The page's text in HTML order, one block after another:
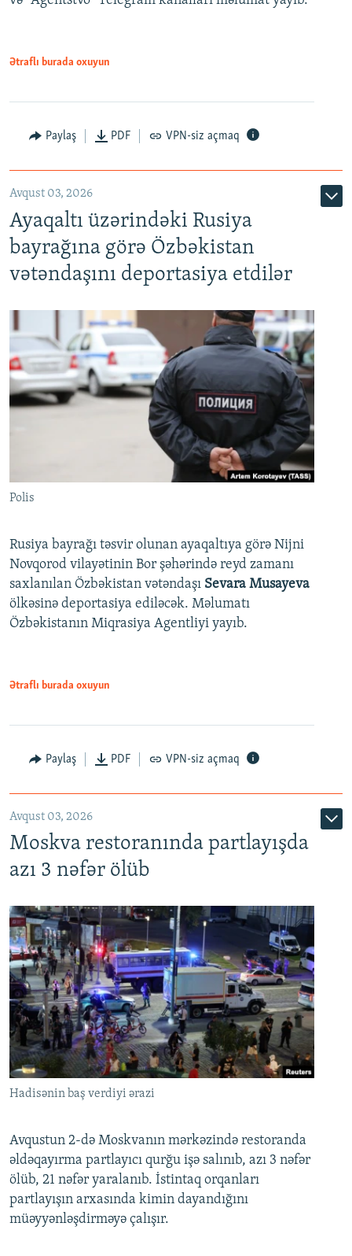
Ətraflı burada oxuyun
Paylaş PDF VPN-siz açmaq
Avqust 03, 2026
Ayaqaltı üzərindəki Rusiya
bayrağına görə Özbəkistan
vətəndaşını deportasiya etdilər
Polis
Rusiya bayrağı təsvir olunan ayaqaltıya görə Nijni
Novqorod vilayətinin Bor şəhərində reyd zamanı
saxlanılan Özbəkistan vətəndaşı Sevara Musayeva
ölkəsinə deportasiya ediləcək. Məlumatı
Özbəkistanın Miqrasiya Agentliyi yayıb.
Ətraflı burada oxuyun
Paylaş PDF VPN-siz açmaq
Avqust 03, 2026
Moskva restoranında partlayışda
azı 3 nəfər ölüb
Hadisənin baş verdiyi ərazi
Avqustun 2-də Moskvanın mərkəzində restoranda
əldəqayırma partlayıcı qurğu işə salınıb, azı 3 nəfər
ölüb, 21 nəfər yaralanıb. İstintaq orqanları
partlayışın arxasında kimin dayandığını
müəyyənləşdirməyə çalışır.